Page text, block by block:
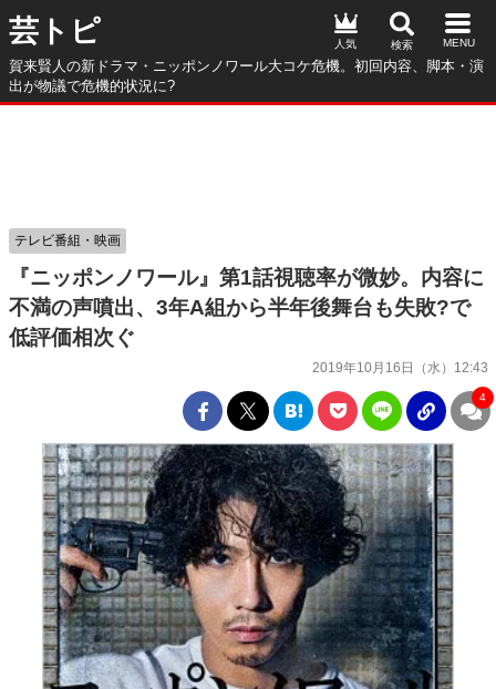
芸トピ
賀来賢人の新ドラマ・ニッポンノワール大コケ危機。初回内容、脚本・演
出が物議で危機的状況に?
人気
『ニッポンノワール』第1話視聴率が微妙。内容に
不満の声噴出、3年A組から半年後舞台も失敗?で
低評価相次ぐ
2019年10月16日（水）12:43
テレビ番組・映画
4